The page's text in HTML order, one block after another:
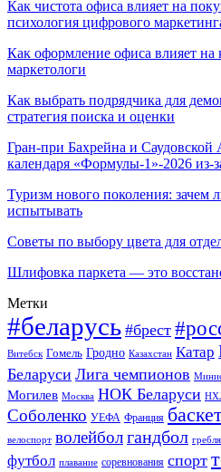
Как чистота офиса влияет на
психология цифрового
Как оформление офиса влияет на
маркетологи
Как выбрать подрядчика для
стратегия поиска и оценки
Гран-при Бахрейна и Саудовской
календаря «Формулы-1»-2026 из-
Туризм нового поколения: зачем
испытывать
Советы по выбору цвета для
Шлифовка паркета — это
Метки
#беларусь #брест
Витебск Гомель Гродно Казахстан Катар
Беларуси Лига чемпионов
Могилев Москва НОК Беларуси
Соболенко УЕФА Франция
велоспорт волейболгандбол гребля
футбол плавание соревнования спорт